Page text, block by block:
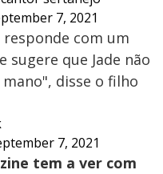
7, 2021
com um
que Jade não
mano", disse o filho
7, 2021
tem a ver com